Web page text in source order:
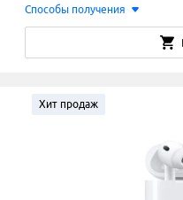
Способы получения
Хит продаж